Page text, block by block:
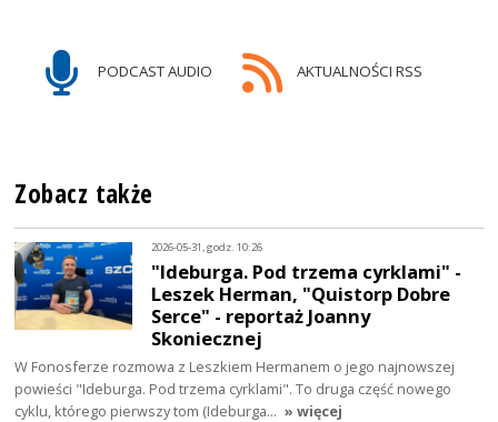
PODCAST AUDIO AKTUALNOŚCI RSS
Zobacz także
2026-05-31, godz. 10:26
"Ideburga. Pod trzema cyrklami" -
Leszek Herman, "Quistorp Dobre
Serce" - reportaż Joanny
Skoniecznej
W Fonosferze rozmowa z Leszkiem Hermanem o jego najnowszej
powieści "Ideburga. Pod trzema cyrklami". To druga część nowego
cyklu, którego pierwszy tom (Ideburga… » więcej